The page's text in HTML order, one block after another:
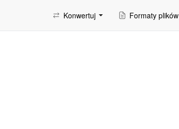
Konwertuj Formaty plików